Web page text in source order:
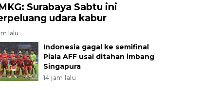
Surabaya Sabtu ini
udara kabur
lalu
Indonesia gagal ke semifinal
Piala AFF usai ditahan imbang
Singapura
14 jam lalu